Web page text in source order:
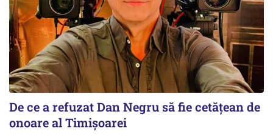
De ce a refuzat Dan Negru să fie cetățean de
onoare al Timișoarei